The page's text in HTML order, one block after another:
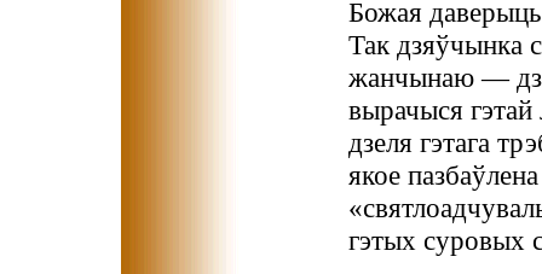
Божая
Так дзяўчынка
жанчынаю —
вырачыся гэтай
дзеля гэтага
якое
гэтых суровых